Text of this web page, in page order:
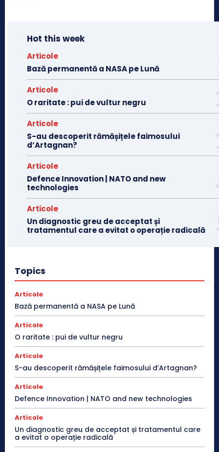
Hot this week
Articole
Bază permanentă a NASA pe Lună
Articole
O raritate : pui de vultur negru
Articole
S-au descoperit rămășițele faimosului
d’Artagnan?
Articole
Defence Innovation | NATO and new
technologies
Articole
Un diagnostic greu de acceptat și
tratamentul care a evitat o operație radicală
Topics
Articole
Bază permanentă a NASA pe Lună
Articole
O raritate : pui de vultur negru
Articole
S-au descoperit rămășițele faimosului d’Artagnan?
Articole
Defence Innovation | NATO and new technologies
Articole
Un diagnostic greu de acceptat și tratamentul care
a evitat o operație radicală